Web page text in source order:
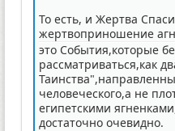
То есть, и Жертва
жертвоприношение
это События,которые
рассматриваться,как
человеческого,а не
египетскими
достаточно очевидно.